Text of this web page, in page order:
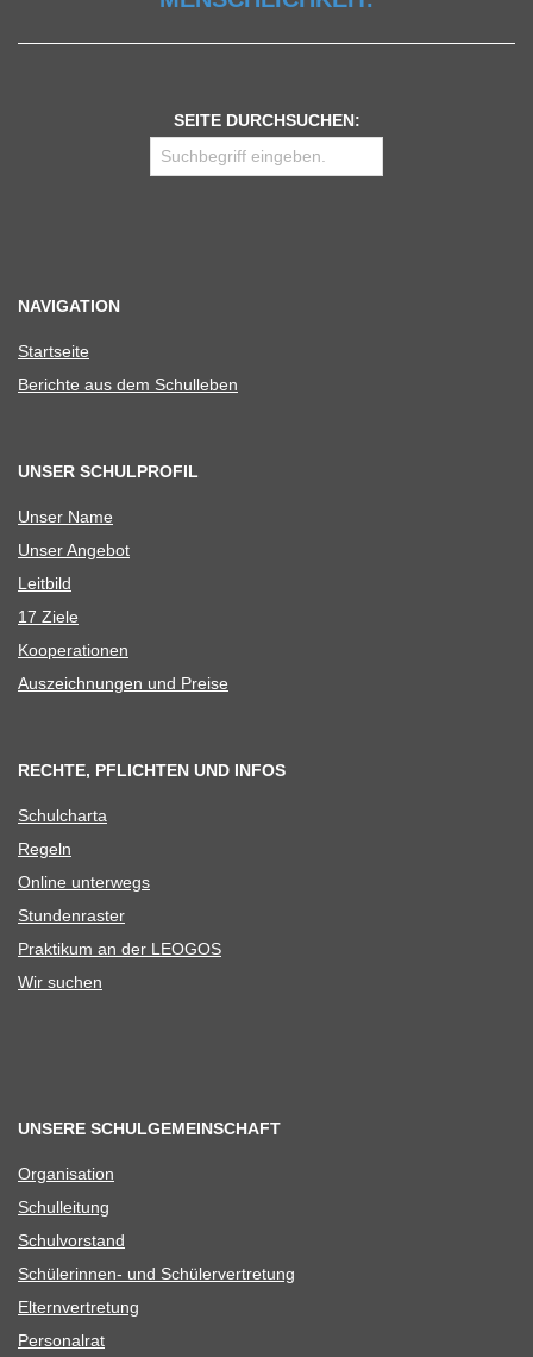
SEITE DURCHSUCHEN:
NAVIGATION
Start­seite
Berichte aus dem Schulleben
UNSER SCHULPROFIL
Unser Name
Unser Ange­bot
Leit­bild
17 Ziele
Koope­ra­tio­nen
Aus­zeich­nun­gen und Preise
RECHTE, PFLICHTEN UND INFOS
Schul­charta
Regeln
Online unter­wegs
Stun­den­ras­ter
Prak­ti­kum an der LEOGOS
Wir suchen
UNSERE SCHULGEMEINSCHAFT
Orga­ni­sa­tion
Schul­lei­tung
Schul­vor­stand
Schü­le­rin­nen- und Schülervertretung
Eltern­ver­tre­tung
Per­so­nal­rat